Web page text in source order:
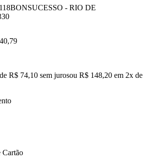
BONSUCESSO - RIO DE
,79
R$ 74,10 sem jurosou R$ 148,20 em 2x de
Cartão